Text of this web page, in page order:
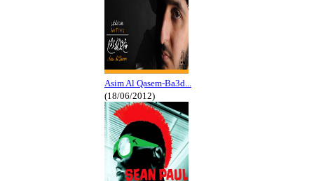
Asim Al Qasem-Ba3d...
(18/06/2012)